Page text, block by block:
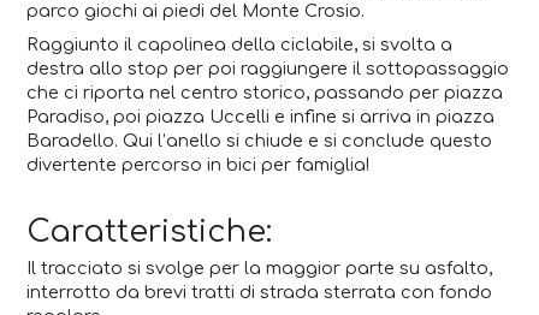
parco giochi ai piedi del Monte Crosio.
Raggiunto il capolinea della ciclabile, si svolta a
destra allo stop per poi raggiungere il sottopassaggio
che ci riporta nel centro storico, passando per piazza
Paradiso, poi piazza Uccelli e infine si arriva in piazza
Baradello. Qui l’anello si chiude e si conclude questo
divertente percorso in bici per famiglia!
Caratteristiche:
Il tracciato si svolge per la maggior parte su asfalto,
interrotto da brevi tratti di strada sterrata con fondo